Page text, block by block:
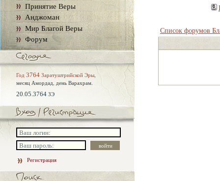
Принятие Веры
Анджоман
Мир Благой Веры
Форум
Год 3764 Заратуштрийской Эры,
месяц Амордад, день Варахрам.
20.05.3764 ЗЭ
Регистрация
Список форумов